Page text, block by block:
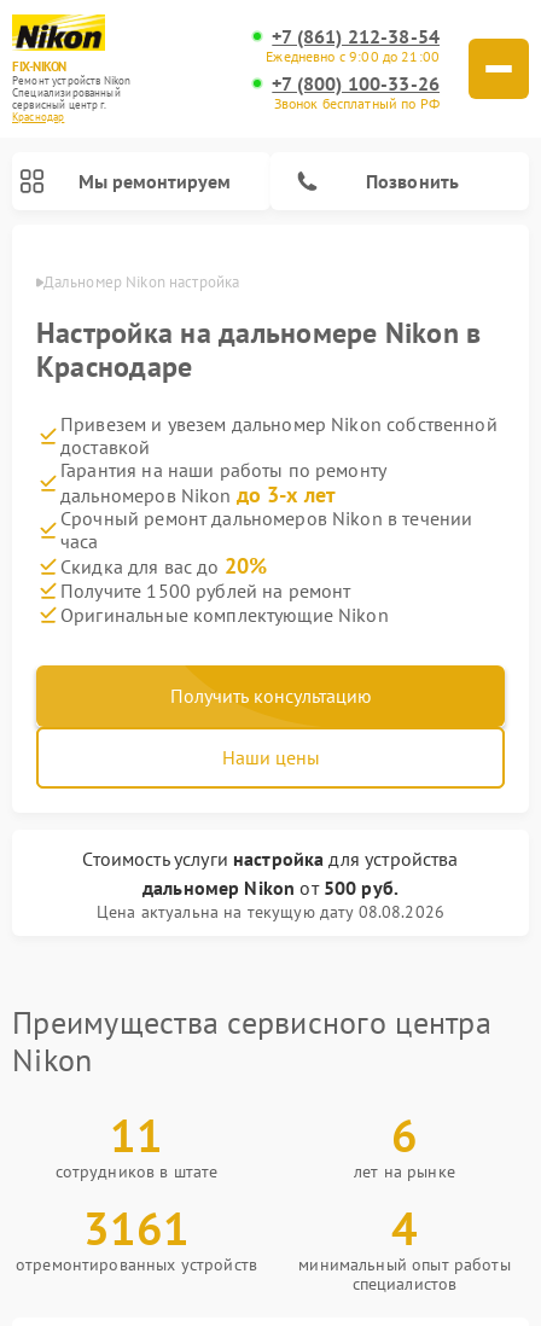
FIX-NIKON
Ремонт устройств Nikon
Специализированный
cервисный центр г.
Краснодар
+7 (861) 212-38-54
Ежедневно с 9:00 до 21:00
+7 (800) 100-33-26
Звонок бесплатный по РФ
Мы ремонтируем Позвонить
Дальномер Nikon настройка
Настройка на дальномере Nikon в
Краснодаре
Привезем и увезем дальномер Nikon собственной
доставкой
Гарантия на наши работы по ремонту
дальномеров Nikon до 3-х лет
Срочный ремонт дальномеров Nikon в течении
часа
Скидка для вас до 20%
Получите 1500 рублей на ремонт
Оригинальные комплектующие Nikon
Получить консультацию
Наши цены
Стоимость услуги настройка для устройства
дальномер Nikon от 500 руб.
Цена актуальна на текущую дату 08.08.2026
Преимущества сервисного центра
Nikon
11
сотрудников в штате
6
лет на рынке
3161
отремонтированных устройств
4
минимальный опыт работы
специалистов